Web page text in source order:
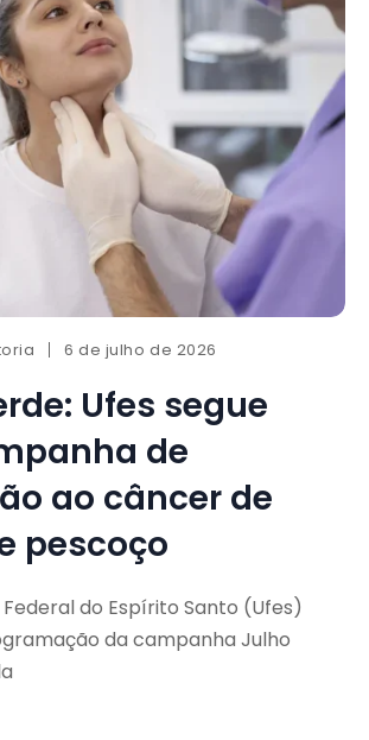
6 de julho de 2026
Ufes segue
de
ao câncer de
pescoço
do Espírito Santo (Ufes)
da campanha Julho